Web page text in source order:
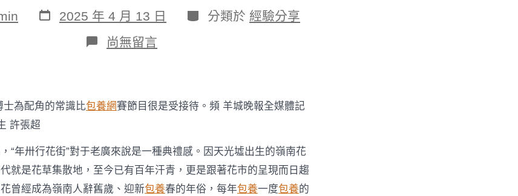
發
表
2025 年 4 月 13 日
分
類
分類於 經驗分享
在
〈Vlog
州
·
味
|
唔
行
尚無留言
為配角的常識比包養網賽節目很是受接待。頻 羊城晚報全媒體記
許張超
“年卅行花街”對于老廣來說是一種典禮感。因天光墟出生的嶺南花
就是花草集散地，至今已有百年汗青，更是跟著花市的呈現而日趨
曾經成為嶺南人辭舊歲、迎新包養春的年俗，每年包養一度包養的